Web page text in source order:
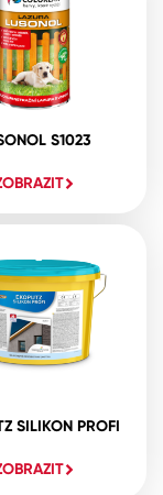
S1023
SILIKON PROFI